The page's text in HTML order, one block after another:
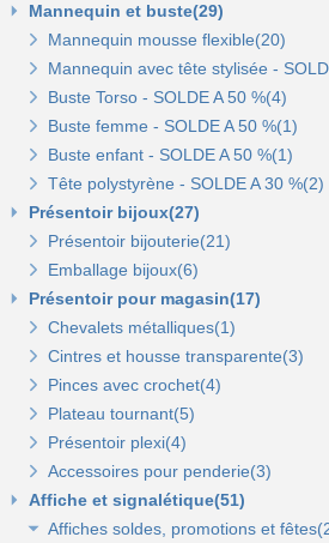
Pinces crevettes(2)
Etiquettes à trou(0)
Etiquettes cadeaux
Etiquettes soldes et promo
Etiquettes soldes, remises et
Etiquettes pour commerce et cartes
Porte-prix(14)
Porte-étiquette à pince et à
Cartes cadeaux(2)
Scotch, stylo, post-it(11)
Epingles(1)
Fil nylon(0)
Mannequin et buste(29)
Mannequin mousse flexible(20)
Mannequin avec tête stylisée -
Buste Torso - SOLDE A 50 %(4)
Buste femme - SOLDE A 50 %(1)
Buste enfant - SOLDE A 50 %(1)
Tête polystyrène - SOLDE A 30 %(2)
Présentoir bijoux(27)
Présentoir bijouterie(21)
Emballage bijoux(6)
Présentoir pour magasin(17)
Chevalets métalliques(1)
Cintres et housse transparente(3)
Pinces avec crochet(4)
Plateau tournant(5)
Présentoir plexi(4)
Accessoires pour penderie(3)
Affiche et signalétique(51)
Affiches soldes, promotions et